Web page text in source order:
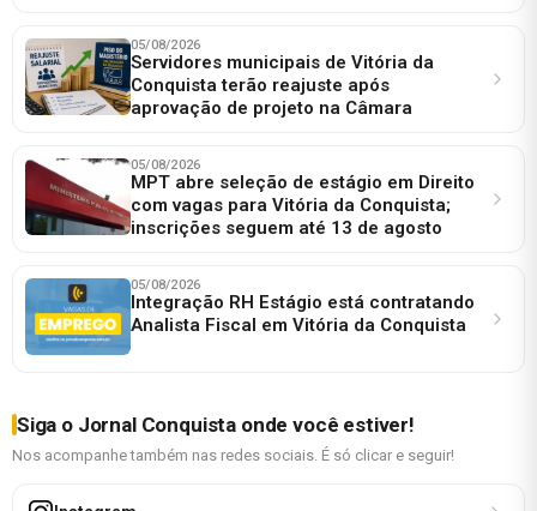
05/08/2026
Servidores municipais de Vitória da
Conquista terão reajuste após
aprovação de projeto na Câmara
05/08/2026
MPT abre seleção de estágio em Direito
com vagas para Vitória da Conquista;
inscrições seguem até 13 de agosto
05/08/2026
Integração RH Estágio está contratando
Analista Fiscal em Vitória da Conquista
Siga o Jornal Conquista onde você estiver!
Nos acompanhe também nas redes sociais. É só clicar e seguir!